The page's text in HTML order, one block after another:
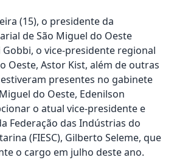
(15), o presidente da
de São Miguel do Oeste
Gobbi, o vice-presidente regional
Oeste, Astor Kist, além de outras
presentes no gabinete
do Oeste, Edenilson
o atual vice-presidente e
Federação das Indústrias do
(FIESC), Gilberto Seleme, que
o cargo em julho deste ano.